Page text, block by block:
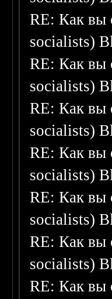
RE: Как вы
socialists)
RE: Как вы
socialists)
RE: Как вы
socialists)
RE: Как вы
socialists)
RE: Как вы
socialists)
RE: Как вы
socialists)
RE: Как вы